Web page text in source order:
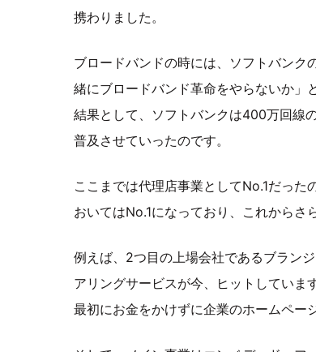
携わりました。
ブロードバンドの時には、ソフトバンク
緒にブロードバンド革命をやらないか」
結果として、ソフトバンクは400万回線
普及させていったのです。
ここまでは代理店事業としてNo.1だっ
おいてはNo.1になっており、これからさ
例えば、2つ目の上場会社であるブラン
アリングサービスが今、ヒットしていま
最初にお金をかけずに企業のホームペー